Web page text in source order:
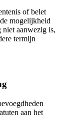
of belet
mogelijkheid
niet aanwezig is,
termijn
aan het